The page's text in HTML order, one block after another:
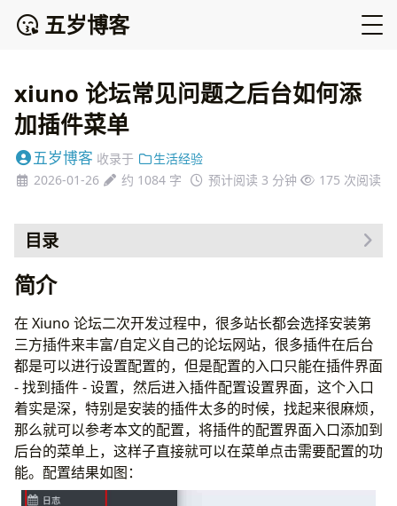
五岁博客
xiuno 论坛常见问题之后台如何添
加插件菜单
五岁博客 收录于
生活经验
2026-01-26
约 1084 字 预计阅读 3 分钟 175 次阅读
目录
简介
功能实现
总结
简介
在 Xiuno 论坛二次开发过程中，很多站长都会选择安装第
三方插件来丰富/自定义自己的论坛网站，很多插件在后台
都是可以进行设置配置的，但是配置的入口只能在插件界面
- 找到插件 - 设置，然后进入插件配置设置界面，这个入口
着实是深，特别是安装的插件太多的时候，找起来很麻烦，
那么就可以参考本文的配置，将插件的配置界面入口添加到
后台的菜单上，这样子直接就可以在菜单点击需要配置的功
能。配置结果如图：